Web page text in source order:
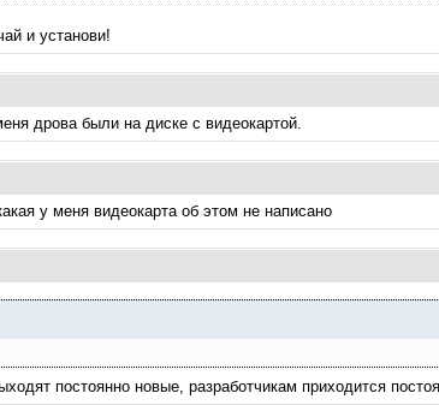
и установи!
дрова были на диске с видеокартой.
у меня видеокарта об этом не написано
постоянно новые, разработчикам приходится